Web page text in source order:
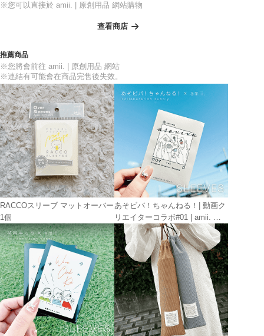
※您可以直接於 amii. | 原創用品 網站購物
查看商店
推薦商品
※您將會前往 amii. | 原創用品 網站
※連結有可能會在商品完售後失效。
RACCOスリーブ マットオーバー
1個
あそビバ！ちゃんねる！| 動画ク
リエイターコラボ#01 | amii. カ
ードスリーブ